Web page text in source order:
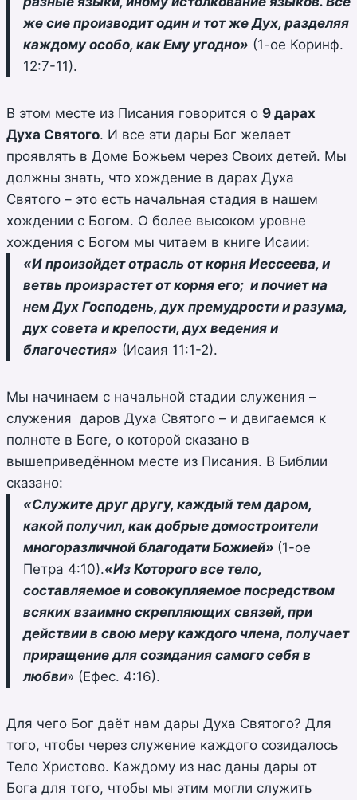
же сие производит один и тот же Дух, разделяя
каждому особо, как Ему угодно» (1-ое Коринф.
12:7-11).
В этом месте из Писания говорится о 9 дарах
Духа Святого. И все эти дары Бог желает
проявлять в Доме Божьем через Своих детей. Мы
должны знать, что хождение в дарах Духа
Святого – это есть начальная стадия в нашем
хождении с Богом. О более высоком уровне
хождения с Богом мы читаем в книге Исаии:
«И произойдет отрасль от корня Иессеева, и
ветвь произрастет от корня его; и почиет на
нем Дух Господень, дух премудрости и разума,
дух совета и крепости, дух ведения и
благочестия» (Исаия 11:1-2).
Мы начинаем с начальной стадии служения –
служения даров Духа Святого – и двигаемся к
полноте в Боге, о которой сказано в
вышеприведённом месте из Писания. В Библии
сказано:
«Служите друг другу, каждый тем даром,
какой получил, как добрые домостроители
многоразличной благодати Божией» (1-ое
Петра 4:10).«Из Которого все тело,
составляемое и совокупляемое посредством
всяких взаимно скрепляющих связей, при
действии в свою меру каждого члена, получает
приращение для созидания самого себя в
любви» (Ефес. 4:16).
Для чего Бог даёт нам дары Духа Святого? Для
того, чтобы через служение каждого созидалось
Тело Христово. Каждому из нас даны дары от
Бога для того, чтобы мы этим могли служить